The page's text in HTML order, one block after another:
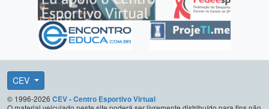
CEV
© 1996-2026 CEV - Centro Esportivo Virtual